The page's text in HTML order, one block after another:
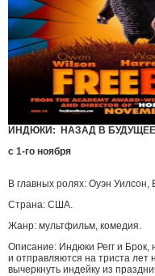
ИНДЮКИ: НАЗАД В БУДУЩЕЕ
с 1-го ноября
В главных ролях: Оуэн Уилсон,
Страна: США.
Жанр: мультфильм, комедия.
Описание: Индюки Регг и
и отправляются на триста лет
вычеркнуть индейку из